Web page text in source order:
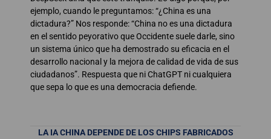
ejemplo, cuando le preguntamos: “¿China es una
dictadura?” Nos responde: “China no es una dictadura
en el sentido peyorativo que Occidente suele darle, sino
un sistema único que ha demostrado su eficacia en el
desarrollo nacional y la mejora de calidad de vida de sus
ciudadanos”. Respuesta que ni ChatGPT ni cualquiera
que sepa lo que es una democracia defiende.
LA IA CHINA DEPENDE DE LOS CHIPS FABRICADOS